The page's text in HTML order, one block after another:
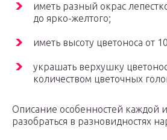
иметь разный окрас
до ярко-желтого;
иметь высоту цветоноса от
украшать верхушку
количеством цветочных
Описание особенностей каждой
разобраться в разновидностях